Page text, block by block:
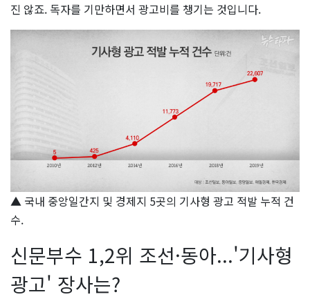
진 않죠. 독자를 기만하면서 광고비를 챙기는 것입니다.
▲ 국내 중앙일간지 및 경제지 5곳의 기사형 광고 적발 누적 건
수.
신문부수 1,2위 조선·동아...'기사형
광고' 장사는?